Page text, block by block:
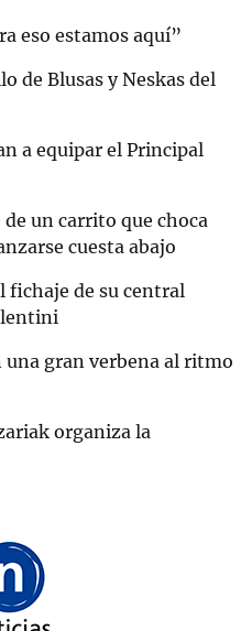
eso estamos aquí”
de Blusas y Neskas del
a equipar el Principal
un carrito que choca
cuesta abajo
fichaje de su central
una gran verbena al ritmo
organiza la